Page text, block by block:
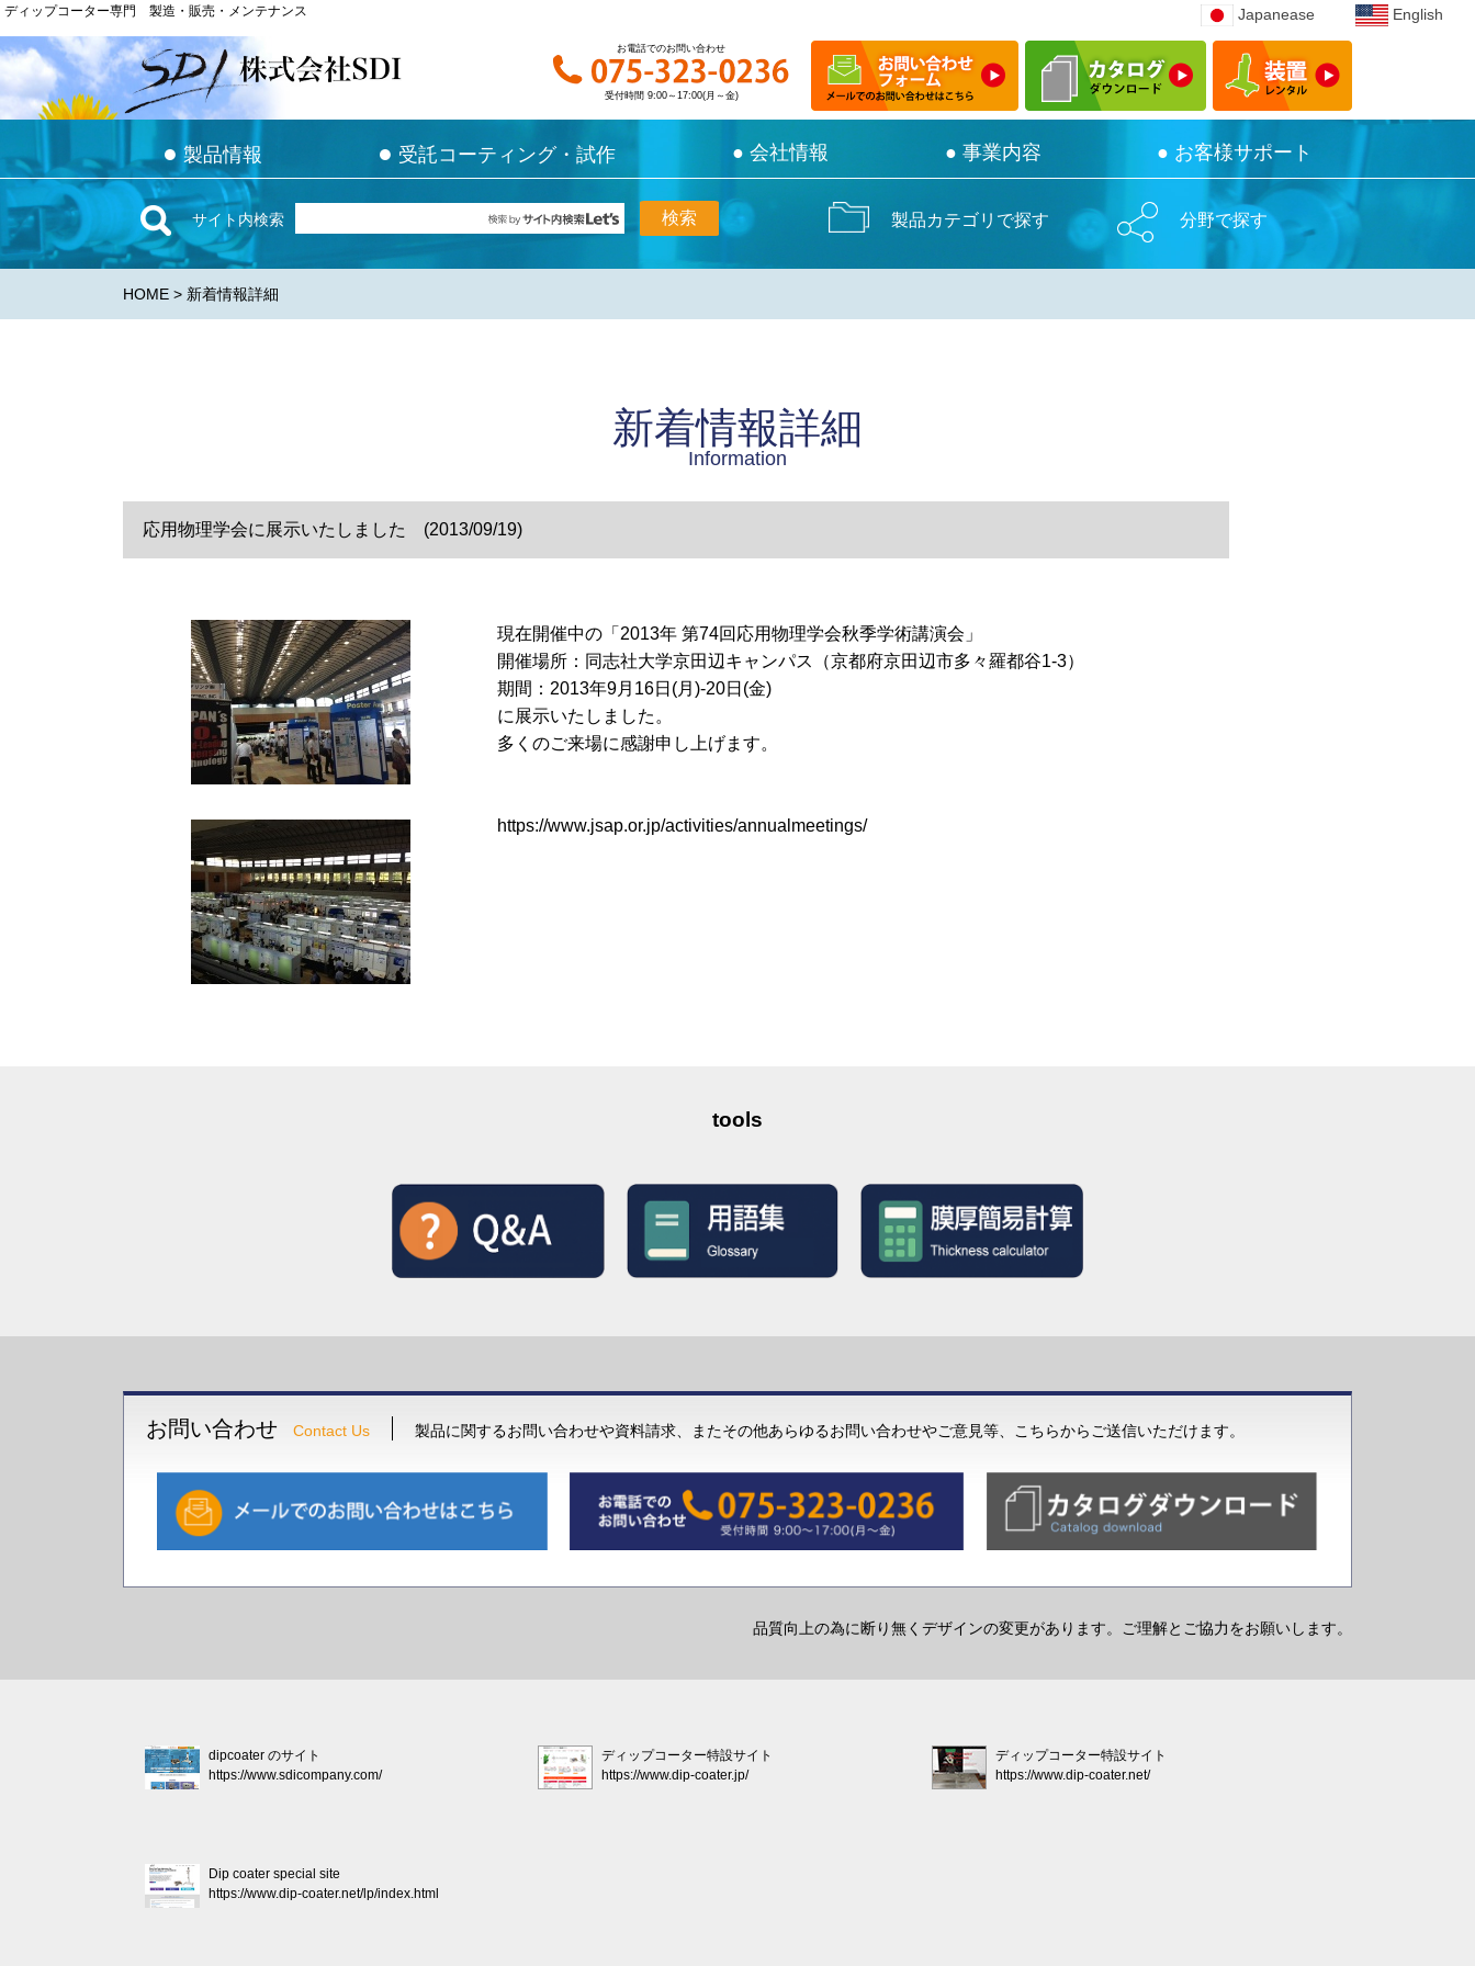
ディップコーター専門 製造・販売・メンテナンス Japanease English
お電話でのお問い合わせ
受付時間 9:00～17:00(月～金)
● 製品情報 ● 受託コーティング・試作 ● 会社情報 ● 事業内容 ● お客様サポート
ディップコーター専門 製造・販売・メンテナンス Japanease English
お電話でのお問い合わせ
受付時間 9:00～17:00(月～金)
● 製品情報 ● 受託コーティング・試作 ● 会社情報 ● 事業内容 ● お客様サポート
サイト内検索 製品カテゴリで探す 分野で探す
HOME > 新着情報詳細
新着情報詳細
Information
応用物理学会に展示いたしました (2013/09/19)
現在開催中の「2013年 第74回応用物理学会秋季学術講演会」
開催場所：同志社大学京田辺キャンパス（京都府京田辺市多々羅都谷1-3）
期間：2013年9月16日(月)-20日(金)
に展示いたしました。
多くのご来場に感謝申し上げます。
https://www.jsap.or.jp/activities/annualmeetings/
tools
お問い合わせ Contact Us 製品に関するお問い合わせや資料請求、またその他あらゆるお問い合わせやご意見等、こちらからご送信いただけます。
品質向上の為に断り無くデザインの変更があります。ご理解とご協力をお願いします。
dipcoater のサイト
https://www.sdicompany.com/
ディップコーター特設サイト
https://www.dip-coater.jp/
ディップコーター特設サイト
https://www.dip-coater.net/
Dip coater special site
https://www.dip-coater.net/lp/index.html